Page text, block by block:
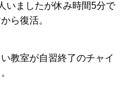
いましたが休み時間5分で
ら復活。
教室が自習終了のチャイ